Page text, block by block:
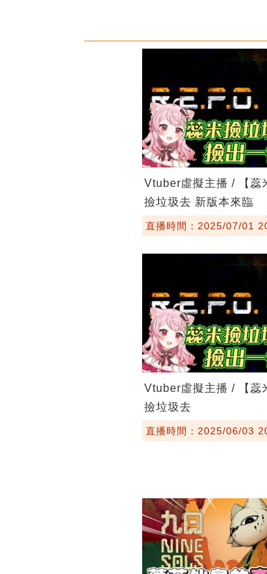
Vtuber虛擬主播 / 【蕊
撿垃圾去 新版本來臨
直播時間：2025/07/01
Vtuber虛擬主播 / 【蕊
撿垃圾去
直播時間：2025/06/03